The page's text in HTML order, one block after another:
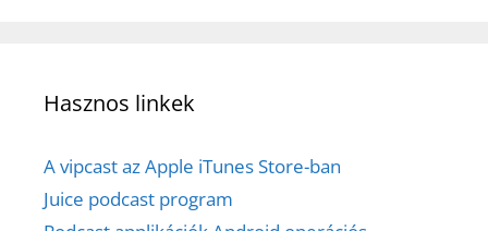
Hasznos linkek
A vipcast az Apple iTunes Store-ban
Juice podcast program